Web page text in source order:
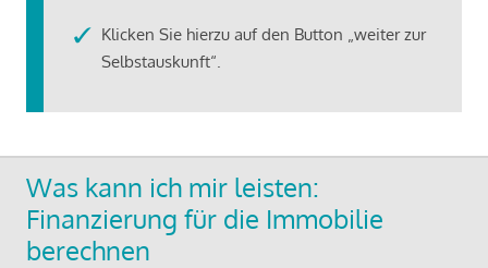
Klicken Sie hierzu auf den Button „weiter zur
Selbstauskunft“.
Was kann ich mir leisten:
Finanzierung für die Immobilie
berechnen